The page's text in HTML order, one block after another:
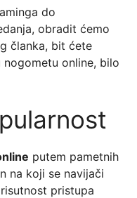
do
obradit ćemo
članka, bit ćete
online, bilo
putem pametnih
na koji se navijači
pristupa